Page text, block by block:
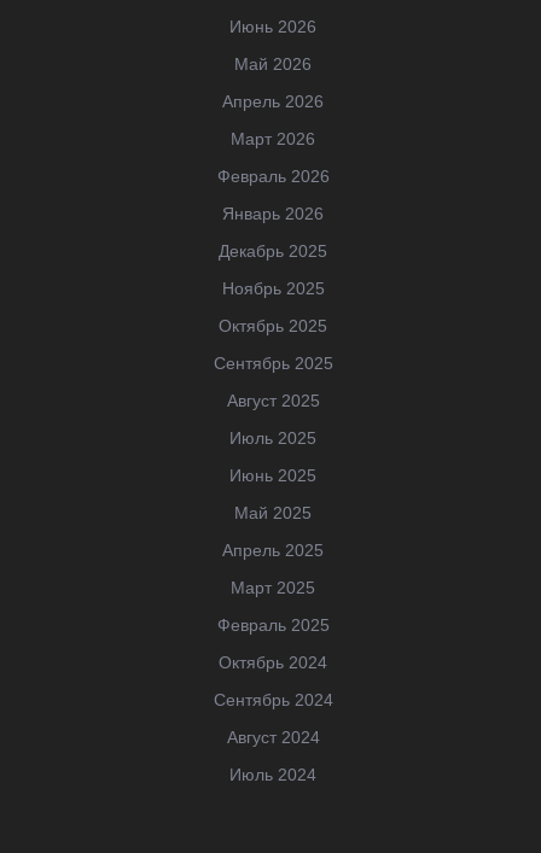
Июнь 2026
Май 2026
Апрель 2026
Март 2026
Февраль 2026
Январь 2026
Декабрь 2025
Ноябрь 2025
Октябрь 2025
Сентябрь 2025
Август 2025
Июль 2025
Июнь 2025
Май 2025
Апрель 2025
Март 2025
Февраль 2025
Октябрь 2024
Сентябрь 2024
Август 2024
Июль 2024